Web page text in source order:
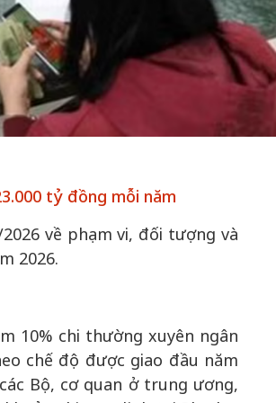
tỷ đồng mỗi năm
về phạm vi, đối tượng và
2026.
10% chi thường xuyên ngân
chế độ được giao đầu năm
Bộ, cơ quan ở trung ương,
Việt Nam gia
hình vị thế kiến
tế bằng bản lĩnh
Nam
nhập
tạo | Kỳ 1:
quyết định